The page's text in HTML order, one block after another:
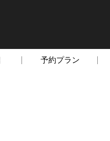
予約プラン